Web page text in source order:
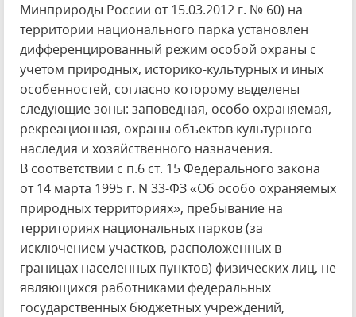
Минприроды России от 15.03.2012 г. № 60) на
территории национального парка установлен
дифференцированный режим особой охраны с
учетом природных, историко-культурных и иных
особенностей, согласно которому выделены
следующие зоны: заповедная, особо охраняемая,
рекреационная, охраны объектов культурного
наследия и хозяйственного назначения.
В соответствии с п.6 ст. 15 Федерального закона
от 14 марта 1995 г. N 33-ФЗ «Об особо охраняемых
природных территориях», пребывание на
территориях национальных парков (за
исключением участков, расположенных в
границах населенных пунктов) физических лиц, не
являющихся работниками федеральных
государственных бюджетных учреждений,